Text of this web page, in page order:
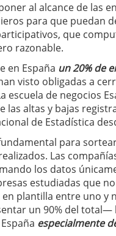
al alcance de las
para que puedan
que
razonable.
en España un 20% de
visto obligadas a
escuela de negocios
las altas y bajas
de Estadística
para
Las
los datos
estudiadas que
plantilla entre uno y
un 90% del total—
especialmente